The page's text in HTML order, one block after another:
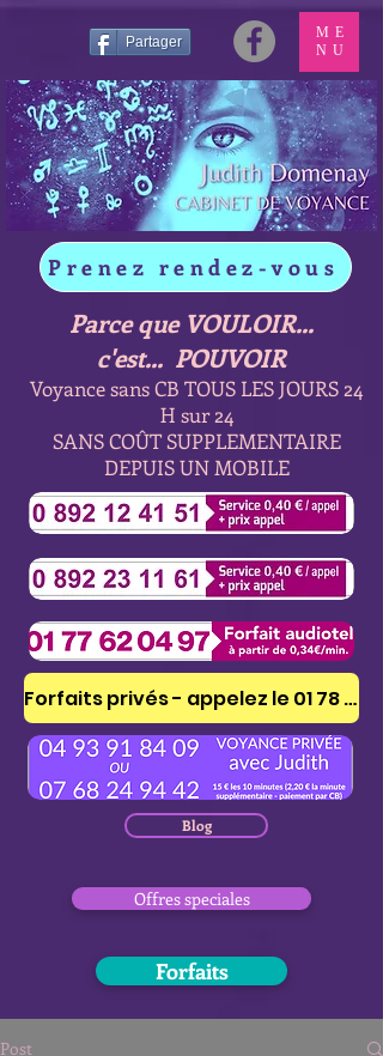
Partager
Prenez rendez-vous
Parce que VOULOIR...
c'est... POUVOIR
Voyance sans CB TOUS LES JOURS 24
H sur 24
SANS COÛT SUPPLEMENTAIRE
DEPUIS UN MOBILE
Blog
Offres speciales
ME
NU
Forfaits
Forfaits privés - appelez le 01 78 41 53 51
Post